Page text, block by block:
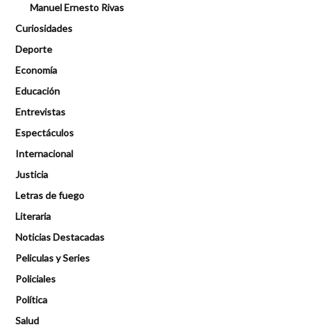
Manuel Ernesto Rivas
Curiosidades
Deporte
Economía
Educación
Entrevistas
Espectáculos
Internacional
Justicia
Letras de fuego
Literaria
Noticias Destacadas
Peliculas y Series
Policiales
Política
Salud